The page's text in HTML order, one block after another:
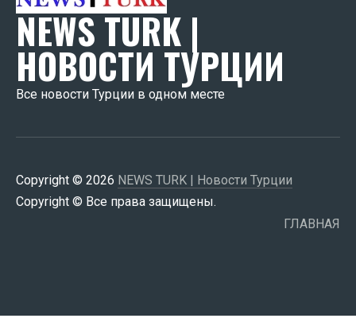
NEWS TURK |
НОВОСТИ ТУРЦИИ
Все новости Турции в одном месте
Copyright © 2026 NEWS TURK | Новости Турции
Copyright © Все права защищены.
ГЛАВНАЯ